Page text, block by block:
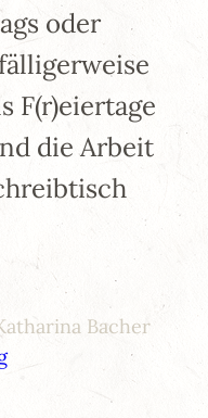
oder
F(r)eiertage
die Arbeit
Bacher